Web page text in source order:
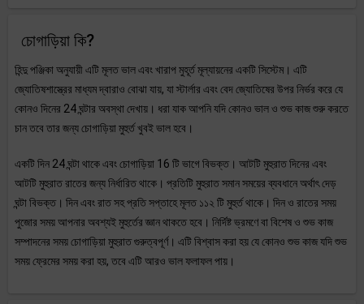
চোগাড়িয়া কি?
হিন্দু পঞ্জিকা অনুযায়ী এটি মূলত ভাল এবং খারাপ মুহূর্ত মূল্যায়নের একটি সিস্টেম। এটি
জ্যোতিষশাস্ত্রের মাধ্যম দ্বারাও বোঝা যায়, যা স্টার্লার এবং বেদ জ্যোতিষের উপর নির্ভর করে যে
কোনও দিনের 24 ঘন্টার অবস্থা দেখায়। ধরা যাক আপনি যদি কোনও ভাল ও শুভ কাজ শুরু করতে
চান তবে তার জন্য চোগাড়িয়া মুহুর্ত খুবই ভাল হবে।
একটি দিন 24 ঘন্টা থাকে এবং চোগাড়িয়া 16 টি ভাগে বিভক্ত। আটটি মুহুরাত দিনের এবং
আটটি মুহুরাত রাতের জন্য নির্ধারিত থাকে। প্রতিটি মুহুরাত সমান সময়ের ব্যবধানে অর্থাৎ দেড়
ঘন্টা বিভক্ত। দিন এবং রাত সহ প্রতি সপ্তাহে মূলত ১১২ টি মুহুর্ত থাকে। দিন ও রাতের সময়
পুজোর সময় আপনার অবশ্যই মুহুর্তের জ্ঞান থাকতে হবে। নির্দিষ্ট ভ্রমণে বা বিশেষ ও শুভ কাজ
সম্পাদনের সময় চোগাড়িয়া মুহুরাত গুরুত্বপূর্ণ। এটি বিশ্বাস করা হয় যে কোনও শুভ কাজ যদি শুভ
সময় ফ্রেমের সময় করা হয়, তবে এটি আরও ভাল ফলাফল পায়।